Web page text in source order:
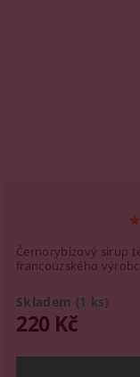
Černorybízový sirup
francouzského
Skladem (1 ks)
220 Kč